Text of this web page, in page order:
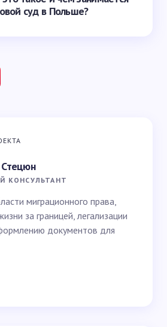
суд в Польше?
опубликован.
Стецюн
КОНСУЛЬТАНТ
миграционного права,
за границей, легализации
документов для